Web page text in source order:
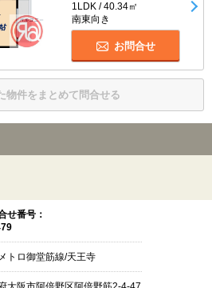
1LDK / 40.34㎡
南東向き
お問合せ
物件をまとめて問合せる
せ番号：
トロ御堂筋線/天王寺